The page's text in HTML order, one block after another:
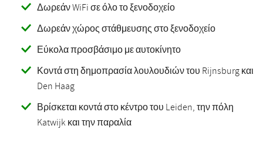
Δωρεάν WiFi σε όλο το ξενοδοχείο
Δωρεάν χώρος στάθμευσης στο ξενοδοχείο
Εύκολα προσβάσιμο με αυτοκίνητο
Κοντά στη δημοπρασία λουλουδιών του Rijnsburg και
Den Haag
Βρίσκεται κοντά στο κέντρο του Leiden, την πόλη
Katwijk και την παραλία